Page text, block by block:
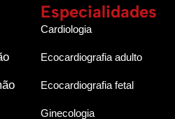
Especialidades
Cardiologia
Ecocardiografia adulto
Ecocardiografia fetal
Ginecologia